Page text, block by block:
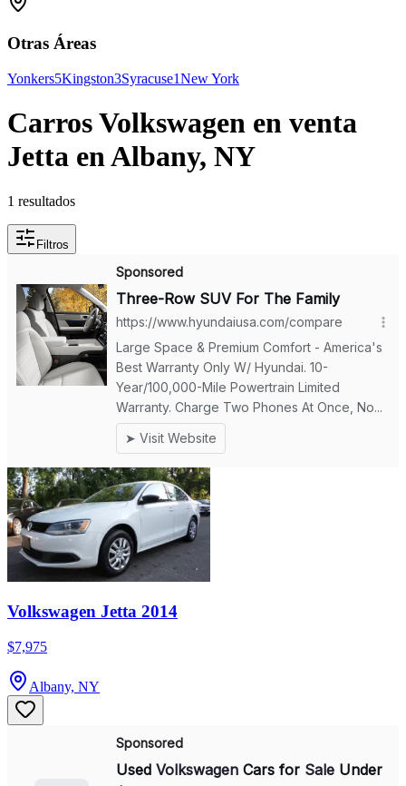
Otras Áreas
Yonkers5Kingston3Syracuse1New York
Carros Volkswagen en venta
Jetta en Albany, NY
1 resultados
Filtros
Volkswagen Jetta 2014
$7,975
Albany, NY